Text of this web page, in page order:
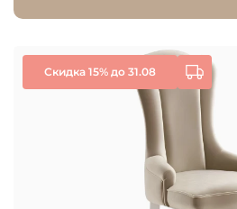
Скидка 15% до 31.08